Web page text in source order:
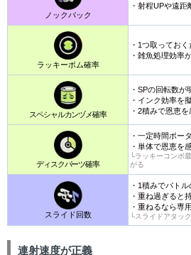
ノックバック
・射程UPや遠
ラッキーボム確率
・1つ取ってお
・雑魚処理効率
スペシャルカンヅメ確率
・SPの回転数が
・インク効率を
・2積みで恩恵
ディスクパーツ確率
・一定時間ポー
・単体で恩恵を
└ラッキーコンボ
がる
スライド回数
・1積みでバト
・重ね過ぎると
・重ねるなら専
└スライドアタッ
連射速度が正義